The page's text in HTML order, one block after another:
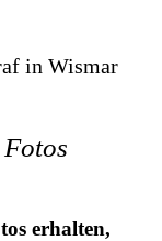
erhalten,